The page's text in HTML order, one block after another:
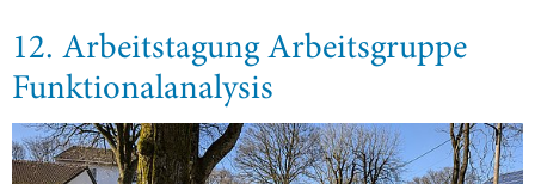
12. Arbeitstagung Arbeitsgruppe
Funktionalanalysis